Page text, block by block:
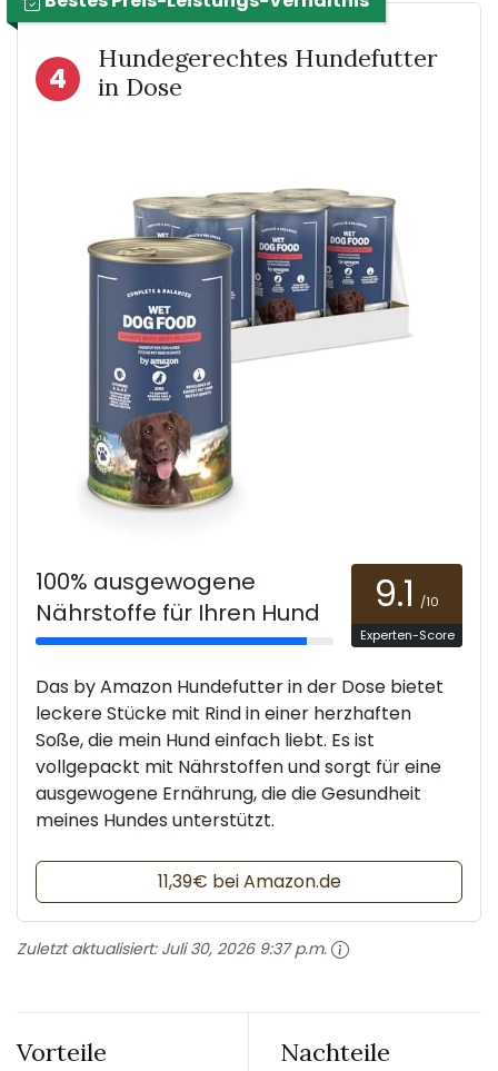
4
Hundegerechtes Hundefutter
in Dose
100% ausgewogene
Nährstoffe für Ihren Hund
9.1 /10
Experten-Score
Das by Amazon Hundefutter in der Dose bietet
leckere Stücke mit Rind in einer herzhaften
Soße, die mein Hund einfach liebt. Es ist
vollgepackt mit Nährstoffen und sorgt für eine
ausgewogene Ernährung, die die Gesundheit
meines Hundes unterstützt.
11,39€ bei Amazon.de
Zuletzt aktualisiert: Juli 30, 2026 9:37 p.m.
Vorteile Nachteile